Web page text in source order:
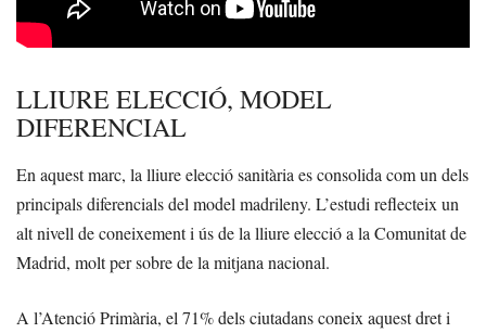
LLIURE ELECCIÓ, MODEL
DIFERENCIAL
En aquest marc, la lliure elecció sanitària es consolida com un dels
principals diferencials del model madrileny. L’estudi reflecteix un
alt nivell de coneixement i ús de la lliure elecció a la Comunitat de
Madrid, molt per sobre de la mitjana nacional.
A l’Atenció Primària, el 71% dels ciutadans coneix aquest dret i